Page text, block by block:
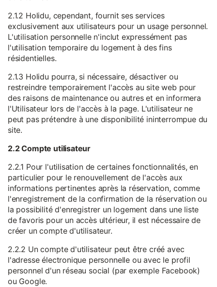
2.1.2 Holidu, cependant, fournit ses services
exclusivement aux utilisateurs pour un usage personnel.
L'utilisation personnelle n'inclut expressément pas
l'utilisation temporaire du logement à des fins
résidentielles.
2.1.3 Holidu pourra, si nécessaire, désactiver ou
restreindre temporairement l'accès au site web pour
des raisons de maintenance ou autres et en informera
l'Utilisateur lors de l'accès à la page. L'utilisateur ne
peut pas prétendre à une disponibilité ininterrompue du
site.
2.2 Compte utilisateur
2.2.1 Pour l'utilisation de certaines fonctionnalités, en
particulier pour le renouvellement de l'accès aux
informations pertinentes après la réservation, comme
l'enregistrement de la confirmation de la réservation ou
la possibilité d'enregistrer un logement dans une liste
de favoris pour un accès ultérieur, il est nécessaire de
créer un compte d'utilisateur.
2.2.2 Un compte d'utilisateur peut être créé avec
l'adresse électronique personnelle ou avec le profil
personnel d'un réseau social (par exemple Facebook)
ou Google.